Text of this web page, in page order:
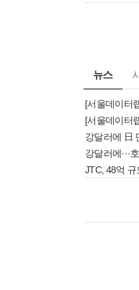
뉴스
강달러에 日
강달러에···
JTC, 48억